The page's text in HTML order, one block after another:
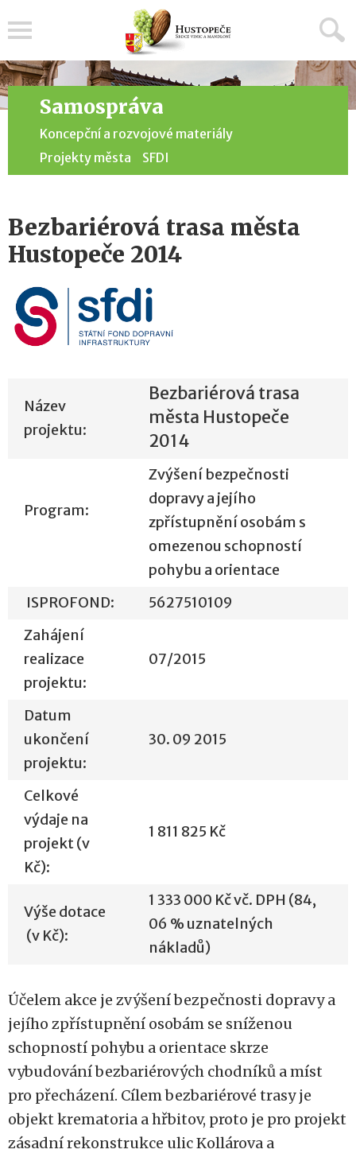
Samospráva
Koncepční a rozvojové materiály
Projekty města
SFDI
Bezbariérová trasa města
Hustopeče 2014
Název
projektu:
Bezbariérová trasa
města Hustopeče
2014
Program:
Zvýšení bezpečnosti
dopravy a jejího
zpřístupnění osobám s
omezenou schopností
pohybu a orientace
ISPROFOND:
5627510109
Zahájení
realizace
projektu:
07/2015
Datum
ukončení
projektu:
30. 09 2015
Celkové
výdaje na
projekt (v
Kč):
1 811 825 Kč
Výše dotace
(v Kč):
1 333 000 Kč vč. DPH (84,
06 % uznatelných
nákladů)
Účelem akce je zvýšení bezpečnosti dopravy a
jejího zpřístupnění osobám se sníženou
schopností pohybu a orientace skrze
vybudování bezbariérových chodníků a míst
pro přecházení. Cílem bezbariérové trasy je
objekt krematoria a hřbitov, proto je pro projekt
zásadní rekonstrukce ulic Kollárova a